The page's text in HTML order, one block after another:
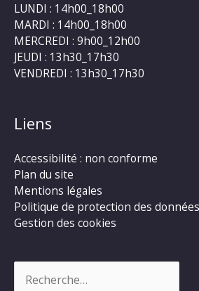
LUNDI : 14h00_18h00
MARDI : 14h00_18h00
MERCREDI : 9h00_12h00
JEUDI : 13h30_17h30
VENDREDI : 13h30_17h30
Liens
Accessibilité : non conforme
Plan du site
Mentions légales
Politique de protection des données
Gestion des cookies